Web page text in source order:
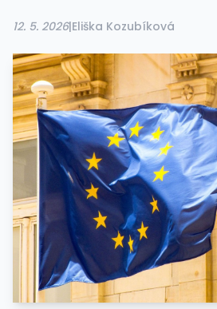
12. 5. 2026|Eliška Kozubíková